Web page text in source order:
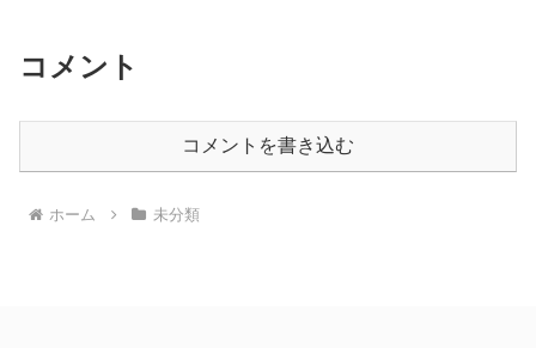
コメント
コメントを書き込む
ホーム 未分類